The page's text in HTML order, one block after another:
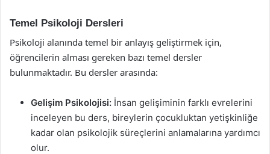
Temel Psikoloji Dersleri
Psikoloji alanında temel bir anlayış geliştirmek için,
öğrencilerin alması gereken bazı temel dersler
bulunmaktadır. Bu dersler arasında:
Gelişim Psikolojisi: İnsan gelişiminin farklı evrelerini
inceleyen bu ders, bireylerin çocukluktan yetişkinliğe
kadar olan psikolojik süreçlerini anlamalarına yardımcı
olur.